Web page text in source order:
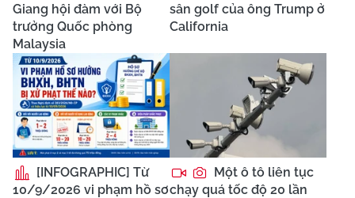
Giang hội đàm với Bộ
trưởng Quốc phòng
Malaysia
sân golf của ông Trump ở
California
[INFOGRAPHIC] Từ
10/9/2026 vi phạm hồ sơ
Một ô tô liên tục
chạy quá tốc độ 20 lần